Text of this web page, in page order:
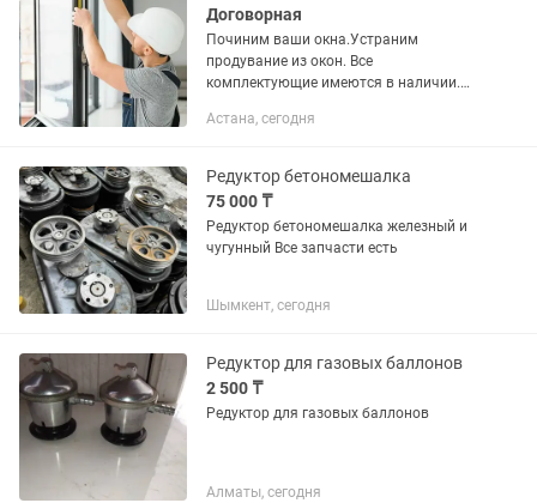
Договорная
Починим ваши окна.Устраним
продувание из окон. Все
комплектующие имеются в наличии.
быстро, качественно, недорого! 🛠️ -
Астана, сегодня
Редуктор бетономешалка
75 000 ₸
Редуктор бетономешалка железный и
чугунный Все запчасти есть
Шымкент, сегодня
Редуктор для газовых баллонов
2 500 ₸
Редуктор для газовых баллонов
Алматы, сегодня